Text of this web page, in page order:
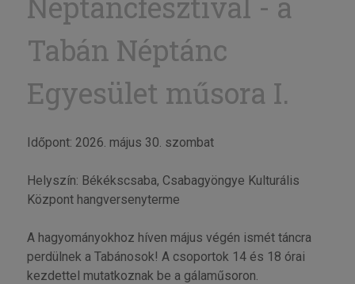
Tabán Néptánc
Egyesület műsora I.
Időpont: 2026. május 30. szombat
Helyszín: Békékscsaba, Csabagyöngye Kulturális
Központ hangversenyterme
A hagyományokhoz híven május végén ismét táncra
perdülnek a Tabánosok! A csoportok 14 és 18 órai
kezdettel mutatkoznak be a gálaműsoron.